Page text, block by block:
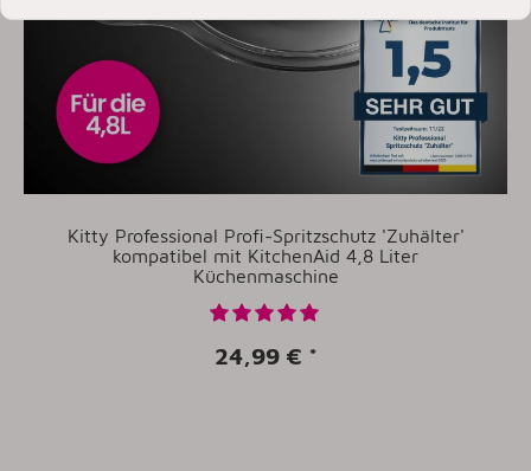
Kitty Professional Profi-Spritzschutz 'Zuhälter'
kompatibel mit KitchenAid 4,8 Liter
Küchenmaschine
24,99 € *